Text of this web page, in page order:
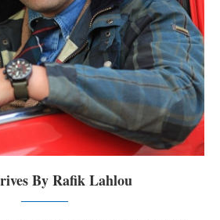
By Rafik Lahlou